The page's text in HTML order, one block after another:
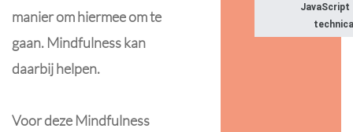
manier om hiermee om te
gaan. Mindfulness kan
daarbij helpen.
Voor deze Mindfulness